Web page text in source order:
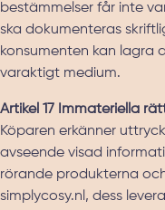
bestämmelser får inte
ska dokumenteras
konsumenten kan
varaktigt medium.
Artikel 17 Immateriella
Köparen erkänner
avseende visad
rörande produkterna
simplycosy.nl, dess